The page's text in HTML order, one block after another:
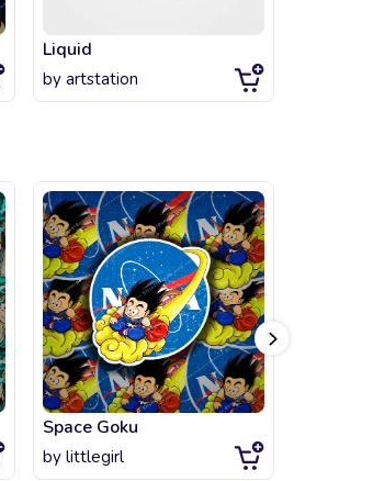
Liquid
by artstation
Space Goku
by littlegirl